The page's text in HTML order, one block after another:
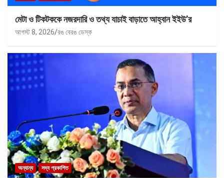
মেটা ও টিকটককে নজরদারি ও তথ্য যাচাই বাড়াতে আহ্বান ইইউ’র
আগস্ট 8, 2026 রঙ বেরঙ ডেস্ক
অন্যান্য সদ্য প্রকাশিত